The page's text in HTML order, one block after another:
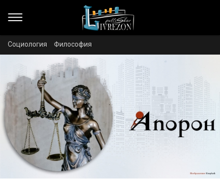
Социология Философия